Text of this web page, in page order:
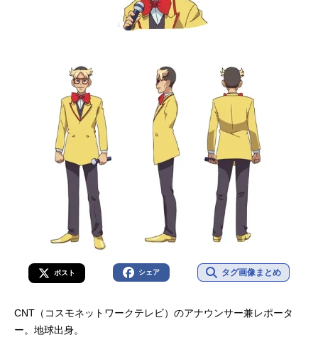
ポスト シェア タグ画像まとめ
CNT（コスモネットワークテレビ）のアナウンサー兼レポータ
ー。地球出身。